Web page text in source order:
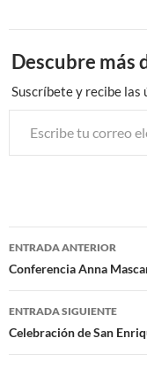
Descubre más
Suscríbete y recibe
Escribe tu correo electrónico…
Navegación
de
entradas
ENTRADA ANTERIOR
Conferencia Anna
ENTRADA SIGUIENTE
Celebración de San